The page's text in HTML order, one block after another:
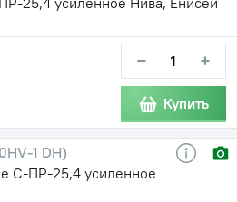
− +
Купить
1 DH)
С-ПР-25,4 усиленное